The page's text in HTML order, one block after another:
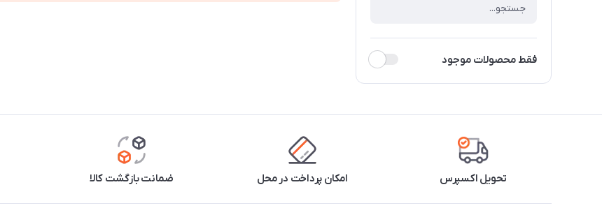
فقط محصولات موجود
تحویل اکسپرس امکان پرداخت در محل ضمانت بازگشت کالا